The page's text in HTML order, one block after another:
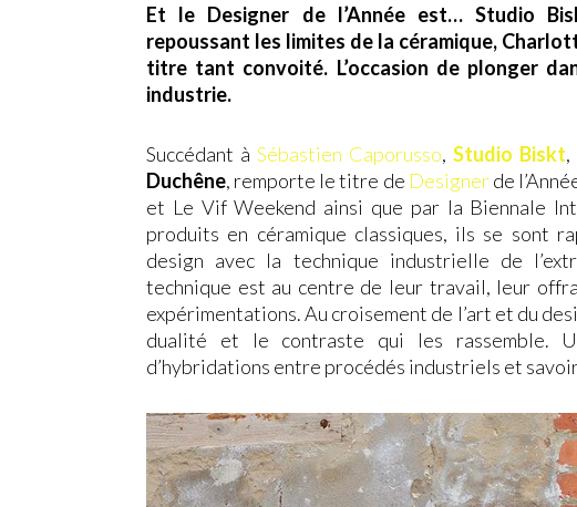
Et le Designer de l’Année est… Studio
repoussant les limites de la céramique,
titre tant convoité. L’occasion de plonger
industrie.
Succédant àSébastien Caporusso,Studio Biskt,
Duchêne, remporte le titre de Designerde
et Le Vif Weekend ainsi que par la Biennale
produits en céramique classiques, ils se sont
design avec la technique industrielle de
technique est au centre de leur travail, leur
expérimentations. Au croisement de l’art et du
dualité et le contraste qui les rassemble.
d’hybridations entre procédés industriels et